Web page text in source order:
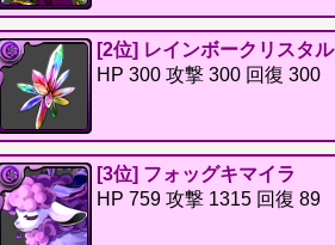
[2位] レインボークリスタル
HP 300 攻撃 300 回復 300
[3位] フォッグキマイラ
HP 759 攻撃 1315 回復 89